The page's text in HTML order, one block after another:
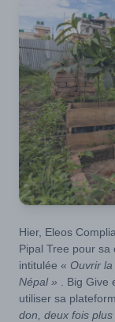
Hier, Eleos
Pipal Tree pour sa
intitulée « Ouvrir
Népal » . Big Give
utiliser sa
don, deux fois plus